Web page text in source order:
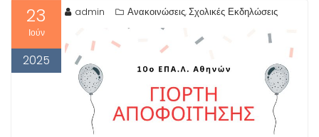
23
Ιούν
2025
admin Ανακοινώσεις,Σχολικές Εκδηλώσεις